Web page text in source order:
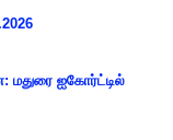
மதுரை ஐகோர்ட்டில்